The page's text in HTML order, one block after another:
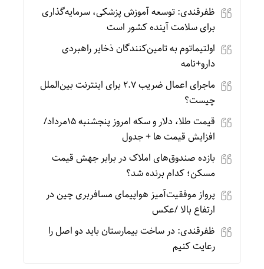
ظفرقندی: توسعه آموزش پزشکی، سرمایه‌گذاری
برای سلامت آینده کشور است
اولتیماتوم به تامین‌کنندگان ذخایر راهبردی
دارو+نامه
ماجرای اعمال ضریب ۲.۷ برای اینترنت بین‌الملل
چیست؟
قیمت طلا، دلار و سکه امروز پنجشنبه 15مرداد/
افزایش قیمت ها + جدول
بازده صندوق‌های املاک در برابر جهش قیمت
مسکن؛ کدام برنده شد؟
پرواز موفقیت‌آمیز هواپیمای مسافربری چین در
ارتفاع بالا /عکس
ظفرقندی: در ساخت بیمارستان باید دو اصل را
رعایت کنیم